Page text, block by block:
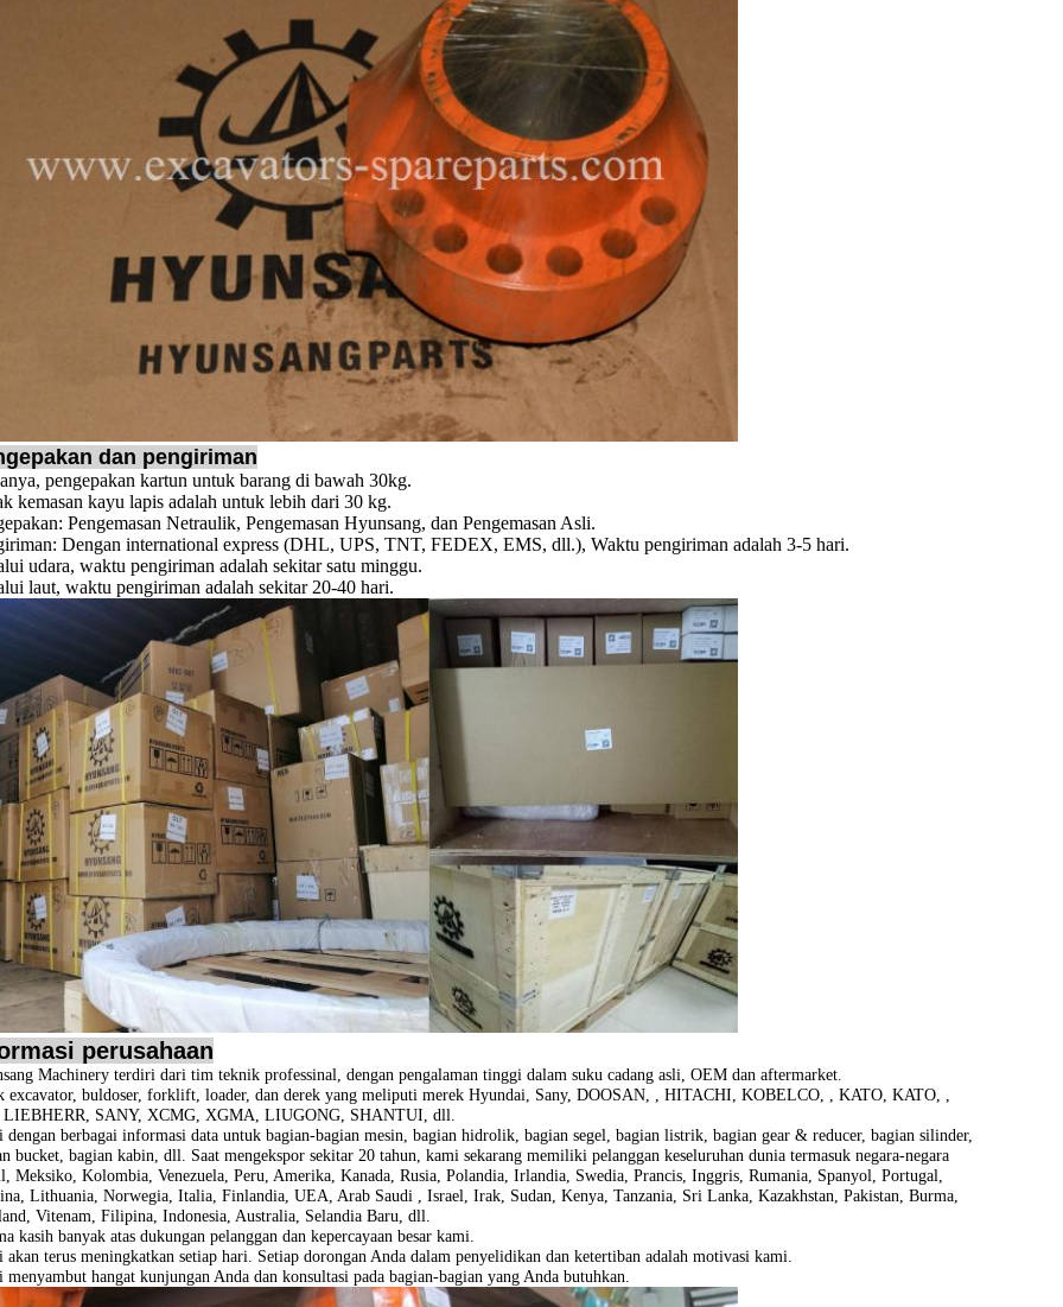
dan pengiriman
pengepakan kartun untuk barang di bawah 30kg.
kemasan kayu lapis adalah untuk lebih dari 30 kg.
Pengemasan Netraulik, Pengemasan Hyunsang, dan Pengemasan Asli.
Dengan international express (DHL, UPS, TNT, FEDEX, EMS, dll.), Waktu pengiriman adalah 3-5 hari.
udara, waktu pengiriman adalah sekitar satu minggu.
laut, waktu pengiriman adalah sekitar 20-40 hari.
perusahaan
Machinery terdiri dari tim teknik professinal, dengan pengalaman tinggi dalam suku cadang asli, OEM dan aftermarket.
excavator, buldoser, forklift, loader, dan derek yang meliputi merek Hyundai, Sany, DOOSAN, , HITACHI, KOBELCO, , KATO, KATO, ,
LIEBHERR, SANY, XCMG, XGMA, LIUGONG, SHANTUI, dll.
dengan berbagai informasi data untuk bagian-bagian mesin, bagian hidrolik, bagian segel, bagian listrik, bagian gear & reducer, bagian silinder,
bucket, bagian kabin, dll. Saat mengekspor sekitar 20 tahun, kami sekarang memiliki pelanggan keseluruhan dunia termasuk negara-negara
Meksiko, Kolombia, Venezuela, Peru, Amerika, Kanada, Rusia, Polandia, Irlandia, Swedia, Prancis, Inggris, Rumania, Spanyol, Portugal,
Lithuania, Norwegia, Italia, Finlandia, UEA, Arab Saudi , Israel, Irak, Sudan, Kenya, Tanzania, Sri Lanka, Kazakhstan, Pakistan, Burma,
Vitenam, Filipina, Indonesia, Australia, Selandia Baru, dll.
kasih banyak atas dukungan pelanggan dan kepercayaan besar kami.
akan terus meningkatkan setiap hari.
Setiap dorongan Anda dalam penyelidikan dan ketertiban adalah motivasi kami.
menyambut hangat kunjungan Anda dan konsultasi pada bagian-bagian yang Anda butuhkan.